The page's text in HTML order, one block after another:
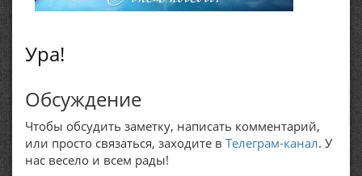
Ура!
Обсуждение
Чтобы обсудить заметку, написать комментарий,
или просто связаться, заходите в Телеграм-канал. У
нас весело и всем рады!